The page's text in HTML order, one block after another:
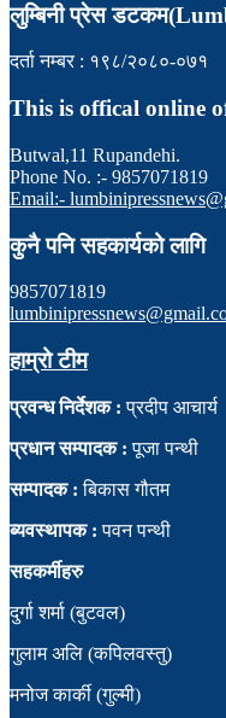
लुम्बिनी प्रेस
दर्ता नम्बर : १९८/२०८०-०७१
This is offical online
Butwal,11 Rupandehi.
Phone No. :- 9857071819
Email:-
कुनै पनि सहकार्यको लागि
9857071819
हाम्रो टीम
प्रवन्ध निर्देशक : प्रदीप आचार्य
प्रधान सम्पादक : पूजा पन्थी
सम्पादक :बिकास गौतम
ब्यवस्थापक : पवन पन्थी
सहकर्मीहरु
दुर्गा शर्मा (बुटवल)
गुलाम अलि (कपिलवस्तु)
मनोज कार्की (गुल्मी)